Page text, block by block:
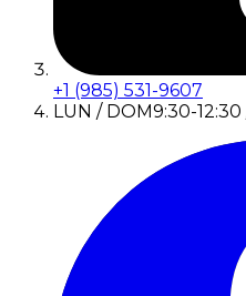
+1 (985) 531-9607
LUN / DOM9:30-12:30